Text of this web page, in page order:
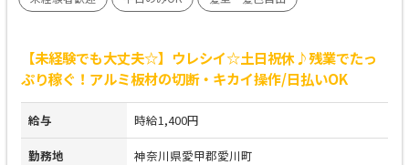
【未経験でも大丈夫☆】ウレシイ☆土日祝休♪残業でたっ
ぷり稼ぐ！アルミ板材の切断・キカイ操作/日払いOK
給与 時給1,400円
勤務地 神奈川県愛甲郡愛川町